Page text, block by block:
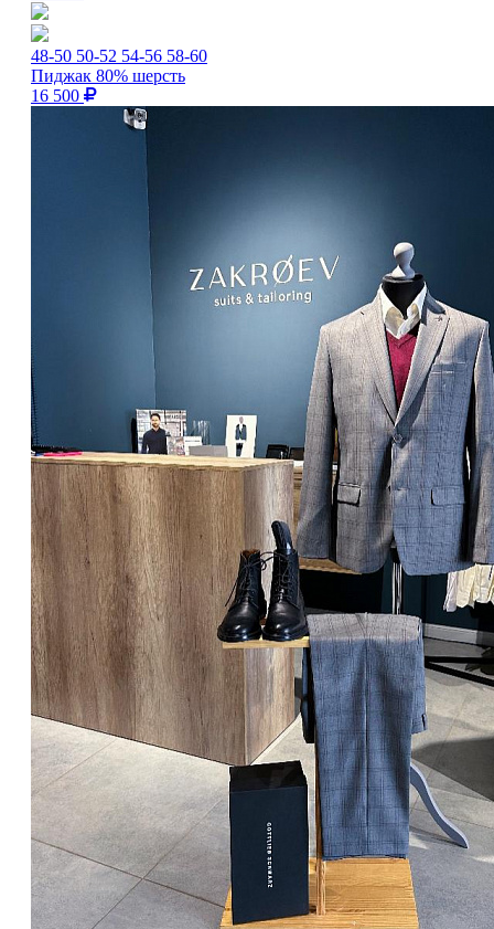
48-50 50-52 54-56 58-60
Пиджак 80% шерсть
16 500